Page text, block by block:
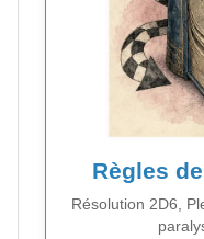
Règles
Résolution 2D6,